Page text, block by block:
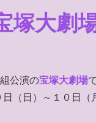
塚大劇
公演の宝塚大劇場
（日）～１０日（